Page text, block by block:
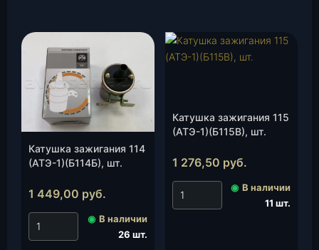
Катушка зажигания 114
(АТЭ-1)(Б114Б), шт.
1 449,00 руб.
◉ В наличии
26 шт.
Катушка зажигания 115
(АТЭ-1)(Б115В), шт.
1 276,50 руб.
◉ В наличии
11 шт.